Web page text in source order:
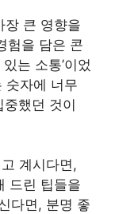
장 큰 영향을
험을 담은 콘
있는 소통’이었
숫자에 너무
중했던 것이
계시다면,
드린 팁들을
다면, 분명 좋